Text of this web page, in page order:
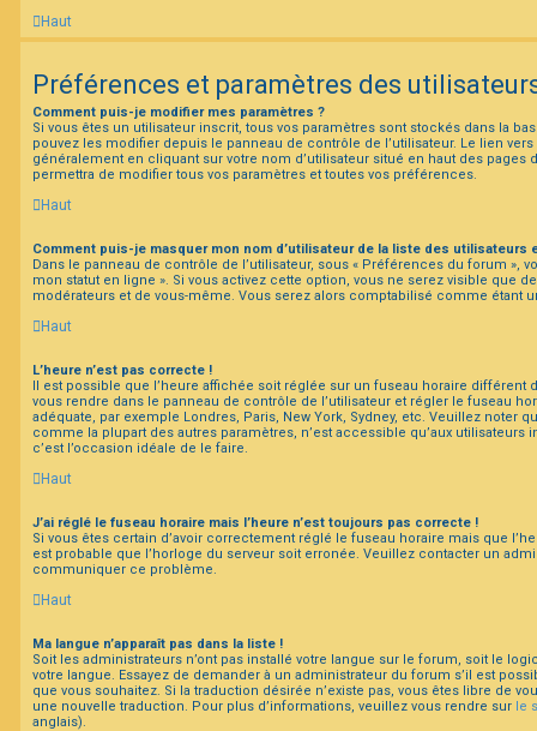
Haut
Préférences et paramètres des
Comment puis-je modifier mes paramètres ?
Si vous êtes un utilisateur inscrit, tous vos paramètres sont stockés dans la
pouvez les modifier depuis le panneau de contrôle de l’utilisateur. Le lien
généralement en cliquant sur votre nom d’utilisateur situé en haut des pages
permettra de modifier tous vos paramètres et toutes vos préférences.
Haut
Comment puis-je masquer mon nom d’utilisateur de la liste des utilisateurs
Dans le panneau de contrôle de l’utilisateur, sous « Préférences du forum »,
mon statut en ligne ». Si vous activez cette option, vous ne serez visible que
modérateurs et de vous-même. Vous serez alors comptabilisé comme étant
Haut
L’heure n’est pas correcte !
Il est possible que l’heure affichée soit réglée sur un fuseau horaire différent
vous rendre dans le panneau de contrôle de l’utilisateur et régler le fuseau
adéquate, par exemple Londres, Paris, New York, Sydney, etc. Veuillez noter
comme la plupart des autres paramètres, n’est accessible qu’aux utilisateurs
c’est l’occasion idéale de le faire.
Haut
J’ai réglé le fuseau horaire mais l’heure n’est toujours pas correcte !
Si vous êtes certain d’avoir correctement réglé le fuseau horaire mais que
est probable que l’horloge du serveur soit erronée. Veuillez contacter un
communiquer ce problème.
Haut
Ma langue n’apparaît pas dans la liste !
Soit les administrateurs n’ont pas installé votre langue sur le forum, soit le
votre langue. Essayez de demander à un administrateur du forum s’il est
que vous souhaitez. Si la traduction désirée n’existe pas, vous êtes libre de
une nouvelle traduction. Pour plus d’informations, veuillez vous rendre sur le
anglais).